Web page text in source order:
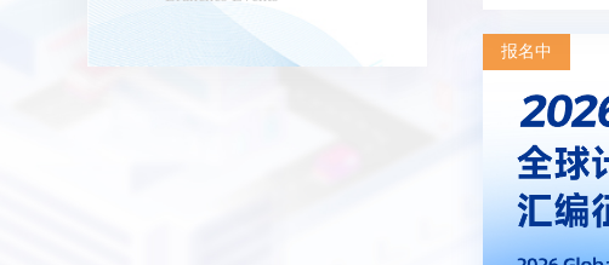
报名中